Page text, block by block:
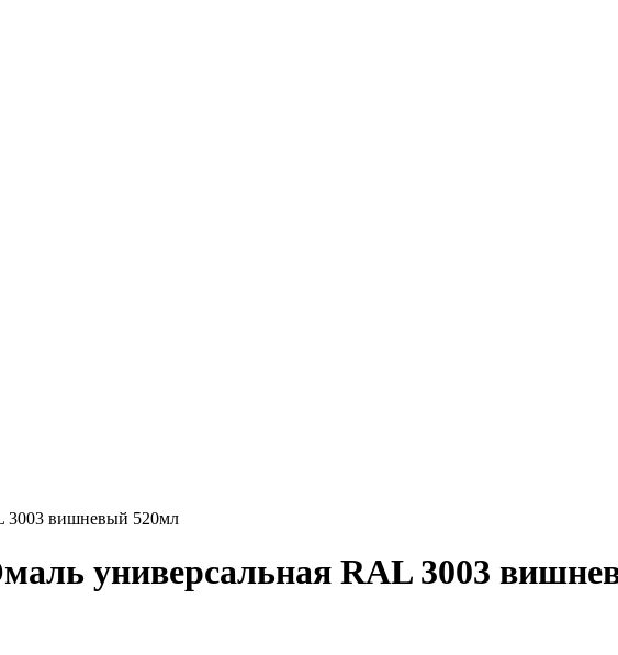
3003 вишневый 520мл
универсальная RAL 3003